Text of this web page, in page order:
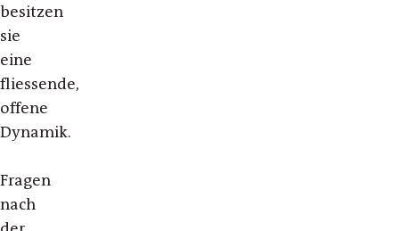
besitzen
sie
eine
fliessende,
offene
Dynamik.
Fragen
nach